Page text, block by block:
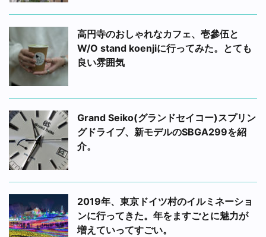
高円寺のおしゃれなカフェ、壱參伍と
W/O stand koenjiに行ってみた。とても
良い雰囲気
Grand Seiko(グランドセイコー)スプリン
グドライブ、新モデルのSBGA299を紹
介。
2019年、東京ドイツ村のイルミネーショ
ンに行ってきた。年をますごとに魅力が
増えていってすごい。